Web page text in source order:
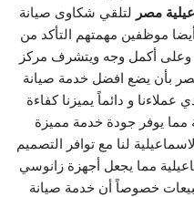
مصر لتلقي شكاوى صيانة
موظفين مهمتهم التأكد من
وعلى أكمل وجه ويتشرف مركز
بأن يضع افضل خدمة صيانة
عملاءنا و دائماً يميزنا كفاءة
مما يوفر جودة خدمة مميزة
لنا مع توافر التصميم
مما يجعل أجهزة زانوسي
خصوصاً أن خدمة صيانة